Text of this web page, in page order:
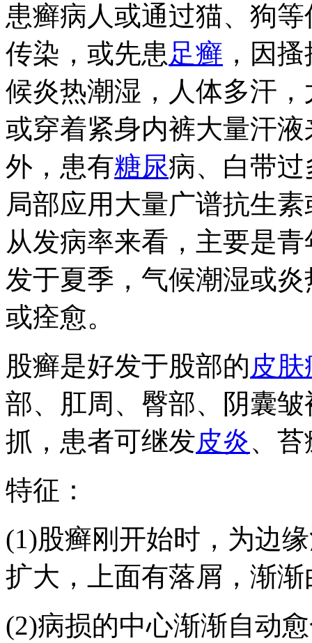
患癣病人或通过猫、狗
传染，或先患足癣 ，因
候炎热潮湿，人体多汗
或穿着紧身内裤大量汗
外，患有糖尿病、白带
局部应用大量广谱抗生
从发病率来看，主要是
发于夏季，气候潮湿或
或痊愈。
股癣是好发于股部的皮肤
部、肛周、臀部、阴囊
抓，患者可继发皮炎、
特征：
(1)股癣刚开始时，为边
扩大，上面有落屑，渐
(2)病损的中心渐渐自动